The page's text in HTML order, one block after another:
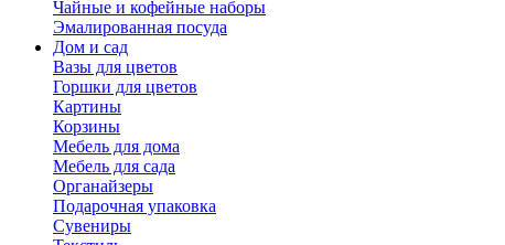
Чайные и кофейные наборы
Эмалированная посуда
Дом и сад
Вазы для цветов
Горшки для цветов
Картины
Корзины
Мебель для дома
Мебель для сада
Органайзеры
Подарочная упаковка
Сувениры